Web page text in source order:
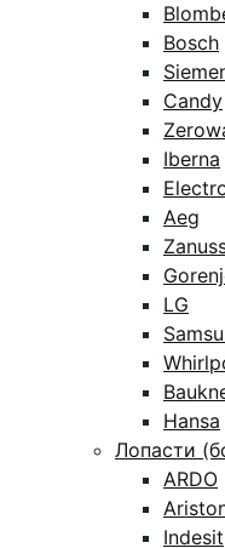
Bosch
Candy
Iberna
Aeg
LG
Hansa
Лопасти
ARDO
Indesit